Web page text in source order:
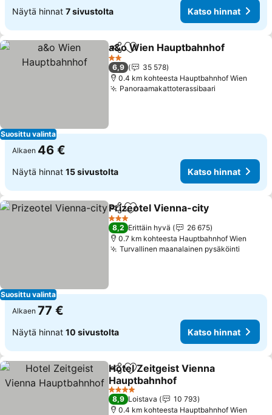
Näytä hinnat 7 sivustolta Katso hinnat
Suosittu valinta
Jaa Lisää suosikkeihin
a&o Wien Hauptbahnhof
2 Tähtiluokitus
6,9
35 578
0.4 km kohteesta Hauptbahnhof Wien
Panoraamakattoterassibaari
Alkaen 46 €
Näytä hinnat 15 sivustolta Katso hinnat
Suosittu valinta
Jaa Lisää suosikkeihin
Prizeotel Vienna-city
3 Tähtiluokitus
8,2 Erittäin hyvä
26 675
0.7 km kohteesta Hauptbahnhof Wien
Turvallinen maanalainen pysäköinti
Alkaen 77 €
Näytä hinnat 10 sivustolta Katso hinnat
Jaa Lisää suosikkeihin
Hotel Zeitgeist Vienna
Hauptbahnhof
Katso hinnat
4 Tähtiluokitus
8,9 Loistava
10 793
0.4 km kohteesta Hauptbahnhof Wien